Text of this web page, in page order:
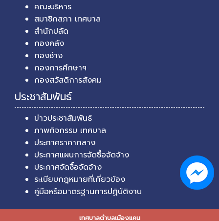
คณะบริหาร
สมาชิกสภา เทศบาล
สำนักปลัด
กองคลัง
กองช่าง
กองการศึกษาฯ
กองสวัสดิการสังคม
ประชาสัมพันธ์
ข่าวประชาสัมพันธ์
ภาพกิจกรรม เทศบาล
ประกาศราคากลาง
ประกาศแผนการจัดซื้อจัดจ้าง
ประกาศจัดซื้อจัดจ้าง
ระเบียบกฎหมายที่เกี่ยวข้อง
คู่มือหรือมาตรฐานการปฏิบัติงาน
เทศบาลตำบลเมืองแคน